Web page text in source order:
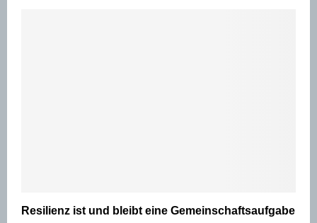
Resilienz ist und bleibt eine Gemeinschaftsaufgabe